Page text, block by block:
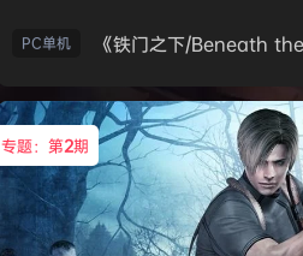
PC单机 《铁门之下/Beneath
专题：第2期